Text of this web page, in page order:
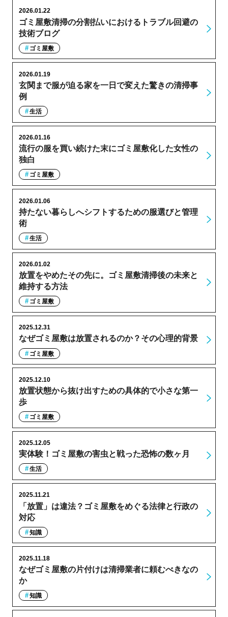
ゴミ屋敷清掃の分割払いにおけるトラブル回避の
技術ブログ
2026.01.22
ゴミ屋敷
玄関まで服が迫る家を一日で変えた驚きの清掃事
例
2026.01.19
生活
流行の服を買い続けた末にゴミ屋敷化した女性の
独白
2026.01.16
ゴミ屋敷
持たない暮らしへシフトするための服選びと管理
術
2026.01.06
生活
放置をやめたその先に。ゴミ屋敷清掃後の未来と
維持する方法
2026.01.02
ゴミ屋敷
なぜゴミ屋敷は放置されるのか？その心理的背景
2025.12.31
ゴミ屋敷
放置状態から抜け出すための具体的で小さな第一
歩
2025.12.10
ゴミ屋敷
実体験！ゴミ屋敷の害虫と戦った恐怖の数ヶ月
2025.12.05
生活
「放置」は違法？ゴミ屋敷をめぐる法律と行政の
対応
2025.11.21
知識
なぜゴミ屋敷の片付けは清掃業者に頼むべきなの
か
2025.11.18
知識